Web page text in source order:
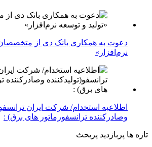
دعوت به همکاری بانک دی از متخصصان
نرم‌افزار»
اطلاعیه استخدام/ شرکت ایران
وصادرکننده ترانسفورماتور های برق) :
تازه ها پربازدید پربحث